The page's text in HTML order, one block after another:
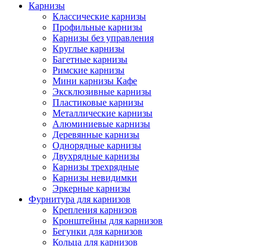
Карнизы
Классические карнизы
Профильные карнизы
Карнизы без управления
Круглые карнизы
Багетные карнизы
Римские карнизы
Мини карнизы Кафе
Эксклюзивные карнизы
Пластиковые карнизы
Металлические карнизы
Алюминиевые карнизы
Деревянные карнизы
Однорядные карнизы
Двухрядные карнизы
Карнизы трехрядные
Карнизы невидимки
Эркерные карнизы
Фурнитура для карнизов
Крепления карнизов
Кронштейны для карнизов
Бегунки для карнизов
Кольца для карнизов